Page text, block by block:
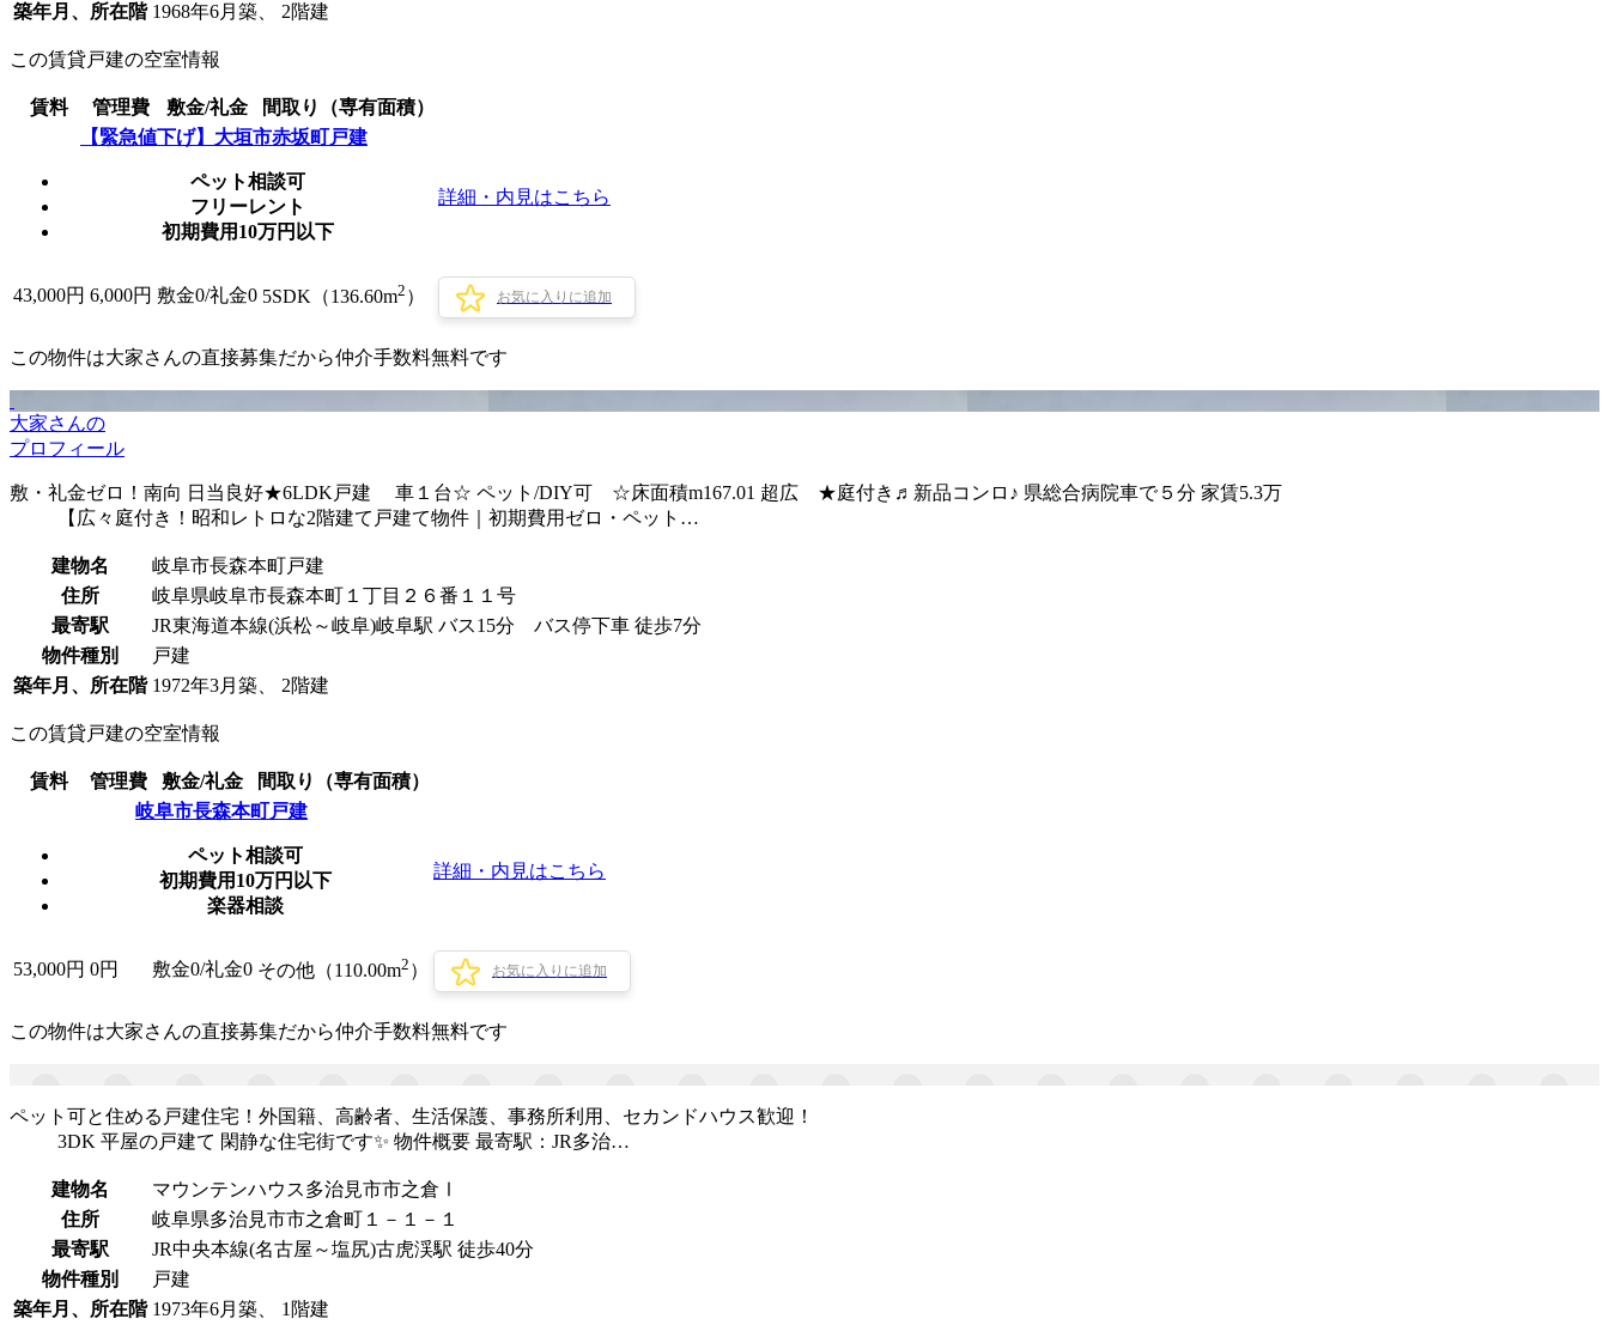
築年月、所在階 1968年6月築、 2階建
この賃貸戸建の空室情報
賃料 管理費 敷金/礼金
間取り（専有面積）
【緊急値下げ】大垣市赤坂町戸建
ペット相談可
フリーレント
初期費用10万円以下
詳細・内見はこちら
43,000円 6,000円 敷金0/礼金0 5SDK（136.60m2 ） お気に入りに追加
この物件は大家さんの直接募集だから仲介手数料無料です
大家さんの
プロフィール
敷・礼金ゼロ！南向 日当良好★6LDK戸建 車１台☆ ペット/DIY可 ☆床面積m167.01 超広 ★庭付き♬新品コンロ♪ 県総合病院車で５分 家賃5.3万
【広々庭付き！昭和レトロな2階建て戸建て物件｜初期費用ゼロ・ペット…
建物名
岐阜市長森本町戸建
住所
岐阜県岐阜市長森本町１丁目２６番１１号
最寄駅
JR東海道本線(浜松～岐阜)岐阜駅 バス15分 バス停下車 徒歩7分
物件種別
戸建
築年月、所在階 1972年3月築、 2階建
この賃貸戸建の空室情報
賃料 管理費 敷金/礼金
間取り（専有面積）
岐阜市長森本町戸建
ペット相談可
初期費用10万円以下
楽器相談
詳細・内見はこちら
53,000円 0円 敷金0/礼金0 その他（110.00m2 ） お気に入りに追加
この物件は大家さんの直接募集だから仲介手数料無料です
ペット可と住める戸建住宅！外国籍、高齢者、生活保護、事務所利用、セカンドハウス歓迎！
3DK 平屋の戸建て 閑静な住宅街です✨ 物件概要 最寄駅：JR多治…
建物名
マウンテンハウス多治見市市之倉Ⅰ
住所
岐阜県多治見市市之倉町１－１－１
最寄駅
JR中央本線(名古屋～塩尻)古虎渓駅 徒歩40分
物件種別
戸建
築年月、所在階 1973年6月築、 1階建